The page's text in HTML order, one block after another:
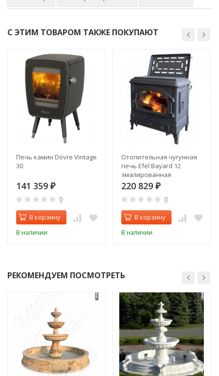
С ЭТИМ ТОВАРОМ ТАКЖЕ ПОКУПАЮТ
Печь камин Dovre Vintage
30
141 359 ₽
0
В корзину
В наличии
Отопительная чугунная
печь Efel Bayard 12
эмалированная
220 829 ₽
0
В корзину
В наличии
РЕКОМЕНДУЕМ ПОСМОТРЕТЬ